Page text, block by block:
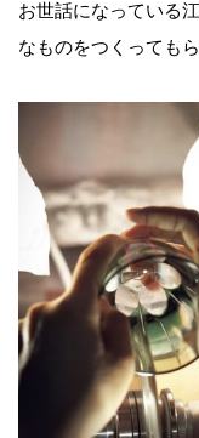
お世話になっている
なものをつくっても